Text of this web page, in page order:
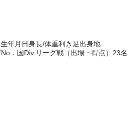
年月日身長/体重利き足出身地
．国Div.リーグ戦（出場・得点）23名